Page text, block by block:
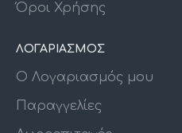
Όροι Χρήσης
ΛΟΓΑΡΙΑΣΜΟΣ
Ο Λογαριασμός μου
Παραγγελίες